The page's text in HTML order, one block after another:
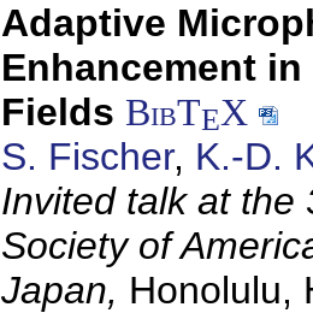
Adaptive
Enhancement
Fields BibTEX
S. Fischer, K.-D.
Invited talk at the
Society of
Japan, Honolulu,